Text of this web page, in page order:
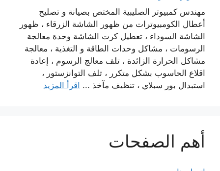
مهندس كمبيوتر الصليبية المختص بصيانة و تصليح
أعطال الكومبيوترات من ظهور الشاشة الزرقاء ، ظهور
الشاشة السوداء ، تعطيل كرت الشاشة وحدة معالجة
الرسومات ، مشاكل وحدات الطاقة و التغذية ، معالجة
مشاكل الحرارة الزائدة ، تلف معالج الرسوم ، إعادة
اقلاع الحاسوب بشكل متكرر ، تلف التوانزستور ،
استبدال بور سبلاي ، تنظيف مآخذ ... اقرأ المزيد
أهم الصفحات